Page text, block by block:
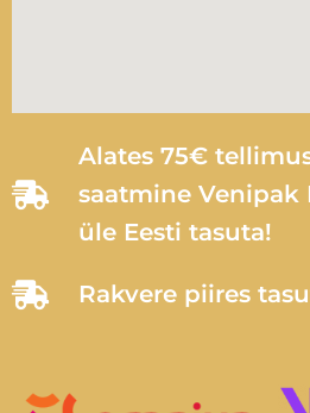
Alates 75€
saatmine Venipak
üle Eesti tasuta!
Rakvere piires